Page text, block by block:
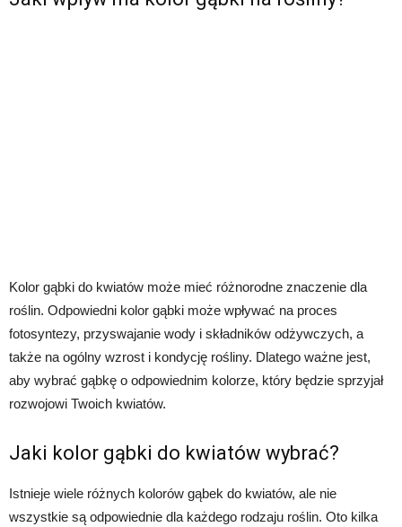
Kolor gąbki do kwiatów może mieć różnorodne znaczenie dla
roślin. Odpowiedni kolor gąbki może wpływać na proces
fotosyntezy, przyswajanie wody i składników odżywczych, a
także na ogólny wzrost i kondycję rośliny. Dlatego ważne jest,
aby wybrać gąbkę o odpowiednim kolorze, który będzie sprzyjał
rozwojowi Twoich kwiatów.
Jaki kolor gąbki do kwiatów wybrać?
Istnieje wiele różnych kolorów gąbek do kwiatów, ale nie
wszystkie są odpowiednie dla każdego rodzaju roślin. Oto kilka